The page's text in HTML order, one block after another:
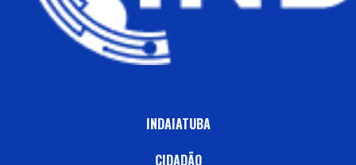
INDAIATUBA
CIDADÃO